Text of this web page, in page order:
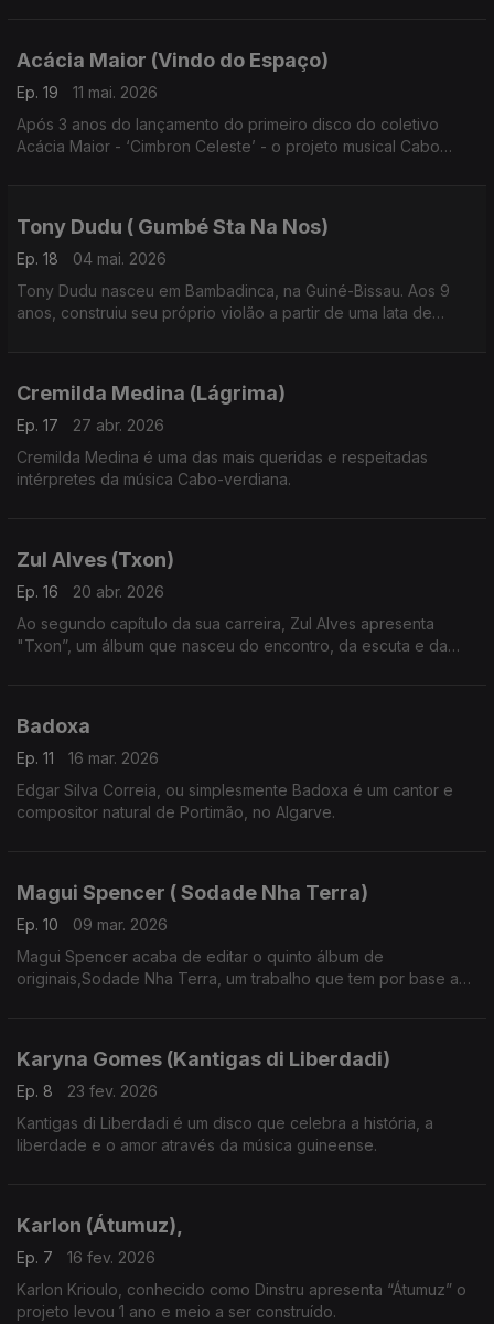
Acácia Maior (Vindo do Espaço)
Ep. 19
11 mai. 2026
Após 3 anos do lançamento do primeiro disco do coletivo
Acácia Maior - ‘Cimbron Celeste’ - o projeto musical Cabo
Tony Dudu ( Gumbé Sta Na Nos)
Ep. 18
04 mai. 2026
Tony Dudu nasceu em Bambadinca, na Guiné-Bissau. Aos 9
anos, construiu seu próprio violão a partir de uma lata de
Cremilda Medina (Lágrima)
Ep. 17
27 abr. 2026
Cremilda Medina é uma das mais queridas e respeitadas
intérpretes da música Cabo-verdiana.
Zul Alves (Txon)
Ep. 16
20 abr. 2026
Ao segundo capítulo da sua carreira, Zul Alves apresenta
"Txon”, um álbum que nasceu do encontro, da escuta e da
Badoxa
Ep. 11
16 mar. 2026
Edgar Silva Correia, ou simplesmente Badoxa é um cantor e
compositor natural de Portimão, no Algarve.
Magui Spencer ( Sodade Nha Terra)
Ep. 10
09 mar. 2026
Magui Spencer acaba de editar o quinto álbum de
originais,Sodade Nha Terra, um trabalho que tem por base a
Karyna Gomes (Kantigas di Liberdadi)
Ep. 8
23 fev. 2026
Kantigas di Liberdadi é um disco que celebra a história, a
liberdade e o amor através da música guineense.
Karlon (Átumuz),
Ep. 7
16 fev. 2026
Karlon Krioulo, conhecido como Dinstru apresenta “Átumuz” o
projeto levou 1 ano e meio a ser construído.